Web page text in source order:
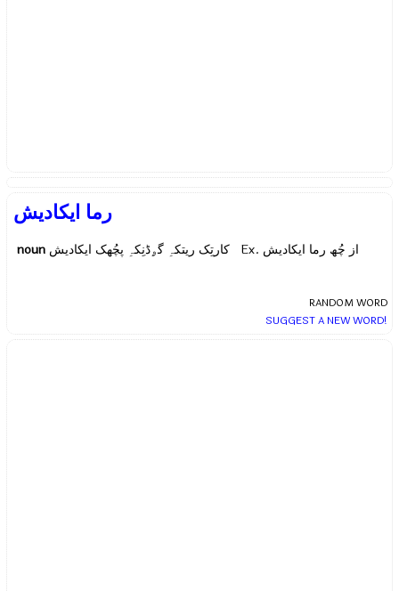
رما ایکادیش
noun کارتِک ریتکہِ گۄڈنِکہِ پچُھک ایکادیش Ex. از چُھ رما ایکادیش
RANDOM WORD
SUGGEST A NEW WORD!